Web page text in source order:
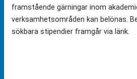
framstående gärningar inom
verksamhetsområden kan belönas.
sökbara stipendier framgår via länk.